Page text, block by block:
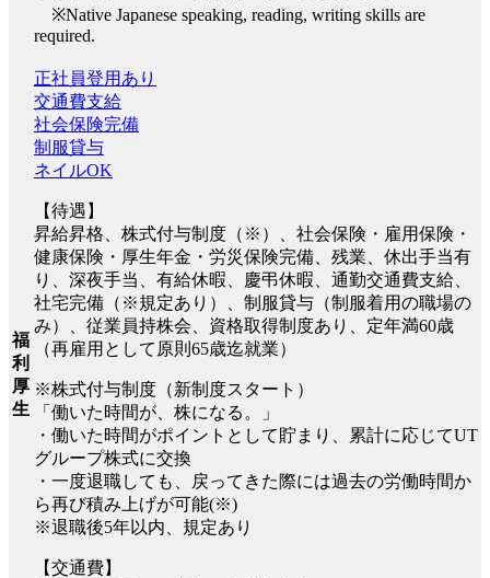
※Native Japanese speaking, reading, writing skills are
required.
福
利
厚
生
正社員登用あり
交通費支給
社会保険完備
制服貸与
ネイルOK
【待遇】
昇給昇格、株式付与制度（※）、社会保険・雇用保険・
健康保険・厚生年金・労災保険完備、残業、休出手当有
り、深夜手当、有給休暇、慶弔休暇、通勤交通費支給、
社宅完備（※規定あり）、制服貸与（制服着用の職場の
み）、従業員持株会、資格取得制度あり、定年満60歳
（再雇用として原則65歳迄就業）
※株式付与制度（新制度スタート）
「働いた時間が、株になる。」
・働いた時間がポイントとして貯まり、累計に応じてUT
グループ株式に交換
・一度退職しても、戻ってきた際には過去の労働時間か
ら再び積み上げが可能(※)
※退職後5年以内、規定あり
【交通費】